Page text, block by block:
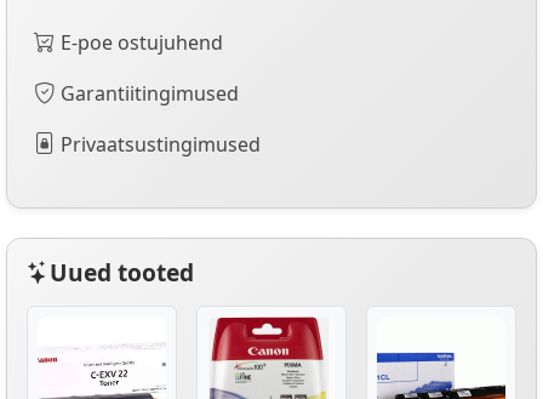
E-poe ostujuhend
Garantiitingimused
Privaatsustingimused
Uued tooted